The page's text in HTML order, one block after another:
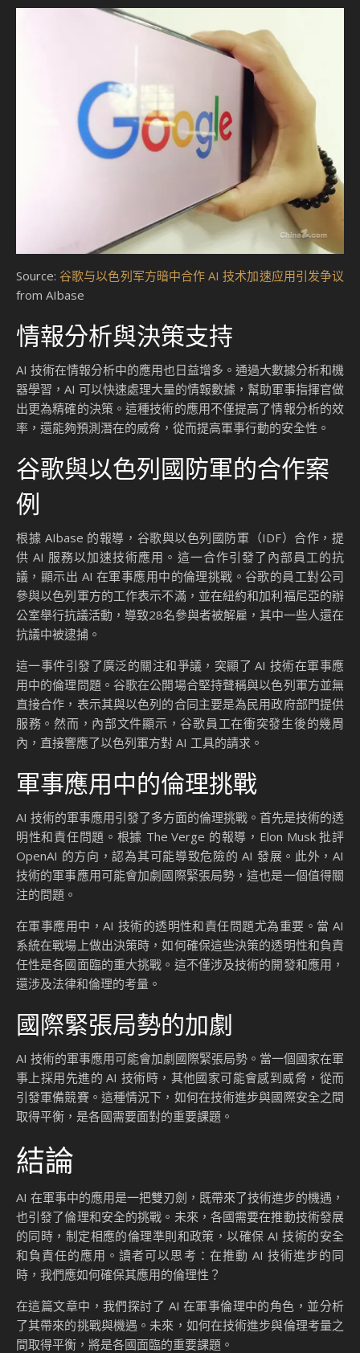
Source: 谷歌与以色列军方暗中合作 AI 技术加速应用引发争议
from AIbase
情報分析與決策支持
AI 技術在情報分析中的應用也日益增多。通過大數據分析和機
器學習，AI 可以快速處理大量的情報數據，幫助軍事指揮官做
出更為精確的決策。這種技術的應用不僅提高了情報分析的效
率，還能夠預測潛在的威脅，從而提高軍事行動的安全性。
谷歌與以色列國防軍的合作案
例
根據 AIbase 的報導，谷歌與以色列國防軍（IDF）合作，提
供 AI 服務以加速技術應用。這一合作引發了內部員工的抗
議，顯示出 AI 在軍事應用中的倫理挑戰。谷歌的員工對公司
參與以色列軍方的工作表示不滿，並在紐約和加利福尼亞的辦
公室舉行抗議活動，導致28名參與者被解雇，其中一些人還在
抗議中被逮捕。
這一事件引發了廣泛的關注和爭議，突顯了 AI 技術在軍事應
用中的倫理問題。谷歌在公開場合堅持聲稱與以色列軍方並無
直接合作，表示其與以色列的合同主要是為民用政府部門提供
服務。然而，內部文件顯示，谷歌員工在衝突發生後的幾周
內，直接響應了以色列軍方對 AI 工具的請求。
軍事應用中的倫理挑戰
AI 技術的軍事應用引發了多方面的倫理挑戰。首先是技術的透
明性和責任問題。根據 The Verge 的報導，Elon Musk 批評
OpenAI 的方向，認為其可能導致危險的 AI 發展。此外，AI
技術的軍事應用可能會加劇國際緊張局勢，這也是一個值得關
注的問題。
在軍事應用中，AI 技術的透明性和責任問題尤為重要。當 AI
系統在戰場上做出決策時，如何確保這些決策的透明性和負責
任性是各國面臨的重大挑戰。這不僅涉及技術的開發和應用，
還涉及法律和倫理的考量。
國際緊張局勢的加劇
AI 技術的軍事應用可能會加劇國際緊張局勢。當一個國家在軍
事上採用先進的 AI 技術時，其他國家可能會感到威脅，從而
引發軍備競賽。這種情況下，如何在技術進步與國際安全之間
取得平衡，是各國需要面對的重要課題。
結論
AI 在軍事中的應用是一把雙刃劍，既帶來了技術進步的機遇，
也引發了倫理和安全的挑戰。未來，各國需要在推動技術發展
的同時，制定相應的倫理準則和政策，以確保 AI 技術的安全
和負責任的應用。讀者可以思考：在推動 AI 技術進步的同
時，我們應如何確保其應用的倫理性？
在這篇文章中，我們探討了 AI 在軍事倫理中的角色，並分析
了其帶來的挑戰與機遇。未來，如何在技術進步與倫理考量之
間取得平衡，將是各國面臨的重要課題。